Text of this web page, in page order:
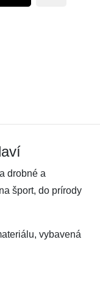
drobné a
šport, do prírody
vybavená